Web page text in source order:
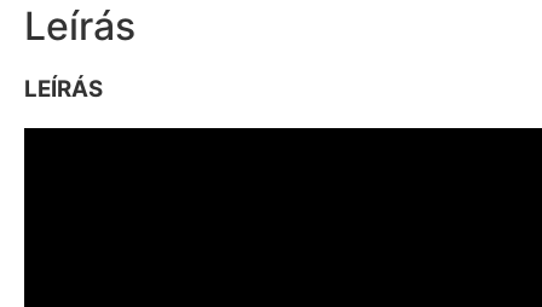
Leírás
LEÍRÁS